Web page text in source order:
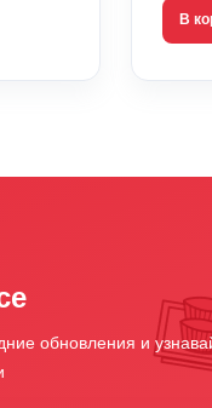
В
обновления и